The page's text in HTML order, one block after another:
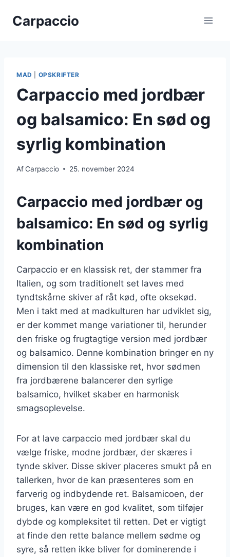
Carpaccio
MAD OPSKRIFTER
Carpaccio med jordbær
og balsamico: En sød og
syrlig kombination
AfCarpaccio 25. november 2024
Carpaccio med jordbær og
balsamico: En sød og syrlig
kombination
Carpaccio er en klassisk ret, der stammer fra
Italien, og som traditionelt set laves med
tyndtskårne skiver af råt kød, ofte oksekød.
Men i takt med at madkulturen har udviklet sig,
er der kommet mange variationer til, herunder
den friske og frugtagtige version med jordbær
og balsamico. Denne kombination bringer en ny
dimension til den klassiske ret, hvor sødmen
fra jordbærene balancerer den syrlige
balsamico, hvilket skaber en harmonisk
smagsoplevelse.
For at lave carpaccio med jordbær skal du
vælge friske, modne jordbær, der skæres i
tynde skiver. Disse skiver placeres smukt på en
tallerken, hvor de kan præsenteres som en
farverig og indbydende ret. Balsamicoen, der
bruges, kan være en god kvalitet, som tilføjer
dybde og kompleksitet til retten. Det er vigtigt
at finde den rette balance mellem sødme og
syre, så retten ikke bliver for dominerende i